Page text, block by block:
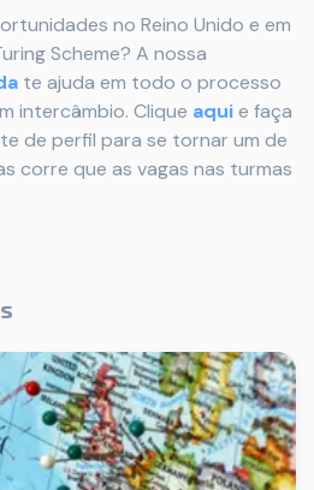
no Reino Unido e em
Scheme? A nossa
te ajuda em todo o processo
intercâmbio. Clique aquie faça
de perfil para se tornar um de
corre que as vagas nas turmas